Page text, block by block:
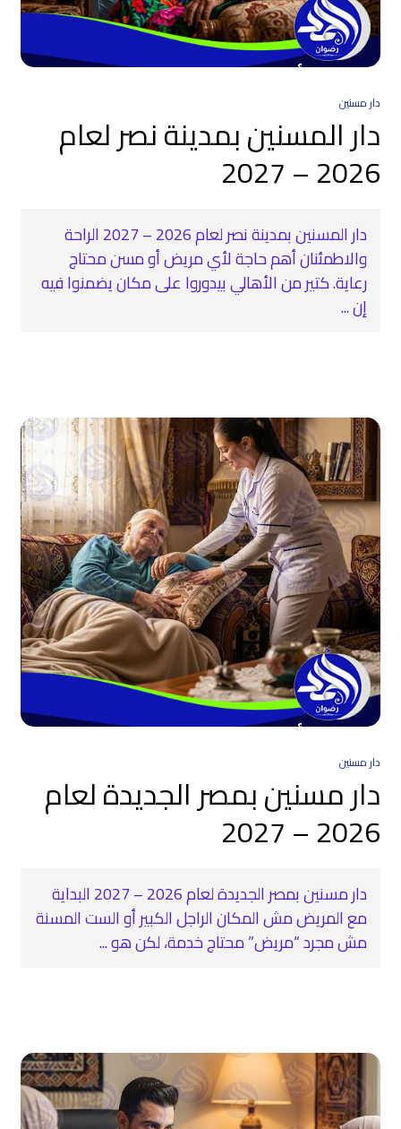
دار مسنين
دار المسنين بمدينة نصر لعام
2026 – 2027
دار المسنين بمدينة نصر لعام 2026 – 2027 الراحة
والاطمئنان أهم حاجة لأي مريض أو مسن محتاج
رعاية. كتير من الأهالي بيدوروا على مكان يضمنوا فيه
إن ...
دار مسنين
دار مسنين بمصر الجديدة لعام
2026 – 2027
دار مسنين بمصر الجديدة لعام 2026 – 2027 البداية
مع المريض مش المكان الراجل الكبير أو الست المسنة
مش مجرد “مريض” محتاج خدمة، لكن هو ...